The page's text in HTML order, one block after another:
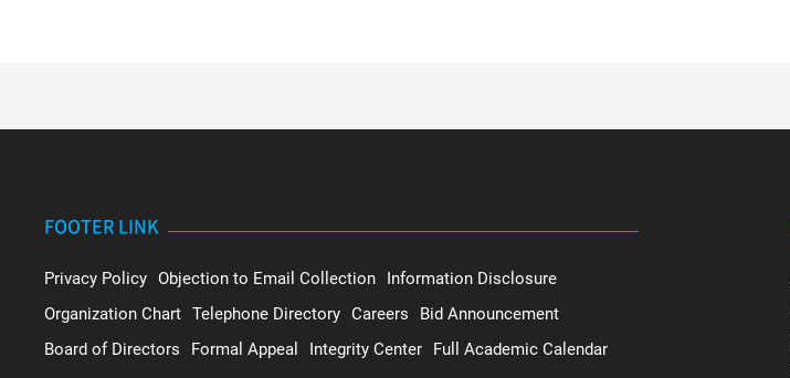
FOOTER LINK
Privacy Policy Objection to Email Collection
Information Disclosure
Organization Chart Telephone Directory Careers
Bid Announcement
Board of Directors
Formal Appeal Integrity Center Full Academic Calendar